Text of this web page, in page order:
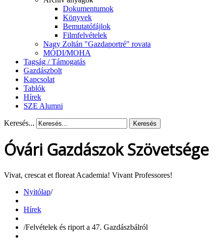
Dokumentumok
Könyvek
Bemutatófájlok
Filmfelvételek
Nagy Zoltán "Gazdaportré" rovata
MÓDI/MOHA
Tagság / Támogatás
Gazdászbolt
Kapcsolat
Tablók
Hírek
SZE Alumni
Keresés... Keresés
Óvári Gazdászok Szövetsége
Vivat, crescat et floreat Academia! Vivant Professores!
Nyitólap/
Hírek
/Felvételek és riport a 47. Gazdászbálról